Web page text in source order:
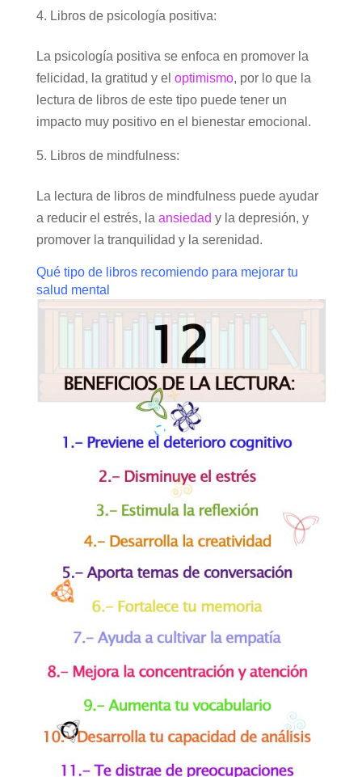
Libros de psicología positiva:
La psicología positiva se enfoca en promover la
felicidad, la gratitud y el optimismo, por lo que la
lectura de libros de este tipo puede tener un
impacto muy positivo en el bienestar emocional.
Libros de mindfulness:
La lectura de libros de mindfulness puede ayudar
a reducir el estrés, la ansiedad y la depresión, y
promover la tranquilidad y la serenidad.
Qué tipo de libros recomiendo para mejorar tu
salud mental